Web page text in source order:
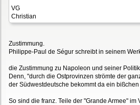
VG
Christian
Zustimmung.
Philippe-Paul de Ségur schreibt in seinem
die Zustimmung zu Napoleon und seiner
Denn, "durch die Ostprovinzen strömte der
der Südwestdeutsche bekommt da ein
So sind die franz. Teile der "Grande Armee"